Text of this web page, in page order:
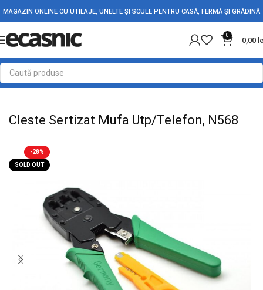
MAGAZIN ONLINE CU UTILAJE, UNELTE ȘI SCULE PENTRU CASĂ, FERMĂ ȘI GRĂDINĂ
0
0,00
Prima pagină Scule - Unelte Clesti Sertizare & Compresie
Cleste Sertizat Mufa Utp/Telefon, N568
-28%
SOLD OUT